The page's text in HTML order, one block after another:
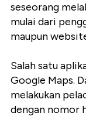
seseorang
mulai dari
maupun
Salah satu
Google Maps.
melakukan
dengan nomor